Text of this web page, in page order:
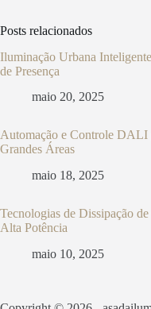
Posts relacionados
Iluminação Urbana
de Presença
maio 20, 2025
Automação e Controle DALI
Grandes Áreas
maio 18, 2025
Tecnologias de Dissipação
Alta Potência
maio 10, 2025